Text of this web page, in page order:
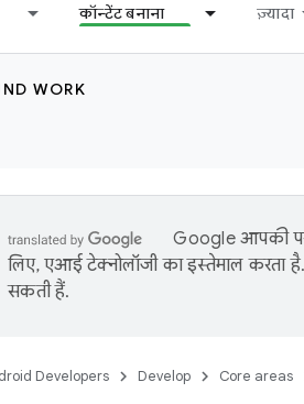
कॉन्टेंट बनाना ज़्यादा
WORK
Google आपकी
लिए, एआई टेक्नोलॉजी का इस्तेमाल करता
सकती हैं.
Developers Develop Core areas